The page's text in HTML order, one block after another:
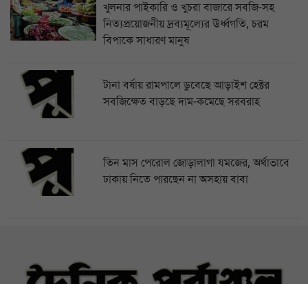
খুলনার পাইকারি ও খুচরা বাজারে সবজি-সহ
নিত্যপ্রয়োজনীয় দ্রব্যমূল্যের ঊর্ধ্বগতি, চরম
বিপাকে সাধারণ মানুষ
টানা বর্ষায় রামপালে ডুবেছে আড়াইশ হেক্টর
সবজিক্ষেত বাড়ছে দাম-কমেছে সরবরাহ
তিন মাস পেরোল জোড়ালাগা যমজের, অর্থাভাবে
ঢাকায় নিতে পারছেন না অসহায় বাবা